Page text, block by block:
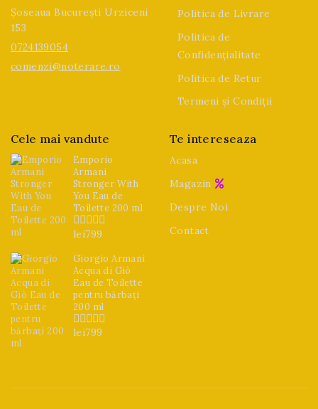
Șoseaua București Urziceni
153
0724139054
comenzi@noterare.ro
Politica de Livrare
Politica de
Confidențialitate
Politica de Retur
Termeni și Condiții
Cele mai vandute
Emporio
Armani
Stronger With
You Eau de
Toilette 200 ml
0
5
lei799
Giorgio Armani
Acqua di Giò
Eau de Toilette
pentru bărbați
200 ml
0
lei799
Te intereseaza
Acasa
Magazin
Despre Noi
Contact